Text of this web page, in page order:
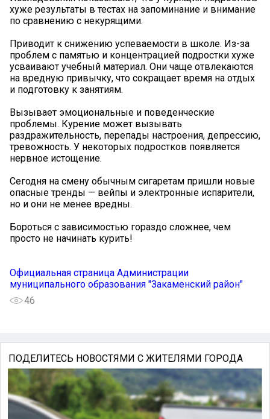
хуже результаты в тестах на запоминание и внимание
по сравнению с некурящими.
Приводит к снижению успеваемости в школе. Из-за
проблем с памятью и концентрацией подростки хуже
усваивают учебный материал. Они чаще отвлекаются
на вредную привычку, что сокращает время на отдых
и подготовку к занятиям.
Вызывает эмоциональные и поведенческие
проблемы. Курение может вызывать
раздражительность, перепады настроения, депрессию,
тревожность. У некоторых подростков появляется
нервное истощение.
Сегодня на смену обычным сигаретам пришли новые
опасные тренды — вейпы и электронные испарители,
но и они не менее вредны.
Бороться с зависимостью гораздо сложнее, чем
просто не начинать курить!
Официальная страница Администрации
муниципального образования "Закаменский район"
46
ПОДЕЛИТЕСЬ НОВОСТЯМИ С ЖИТЕЛЯМИ ГОРОДА